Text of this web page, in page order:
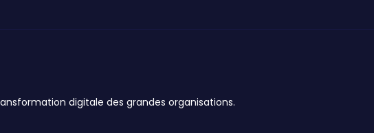
digitale des grandes organisations.